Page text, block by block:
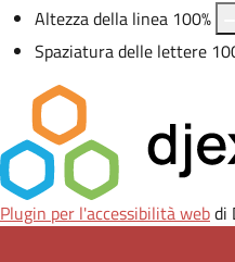
Altezza della linea 100%
Spaziatura delle lettere
Plugin per l'accessibilità webdi